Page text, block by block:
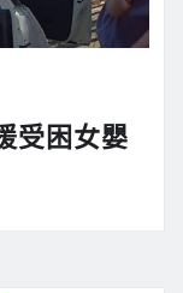
受困女嬰